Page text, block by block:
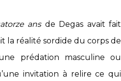
ansde Degas avait fait
la réalité sordide du corps de
prédation masculine ou
invitation à relire ce qui